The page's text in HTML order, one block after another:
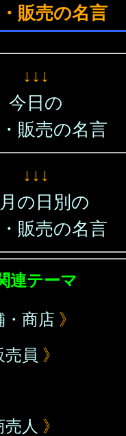
販売の名言
↓↓↓
今日の
販売の名言
↓↓↓
の日別の
販売の名言
連テーマ
・商店 》
売員 》
人 》